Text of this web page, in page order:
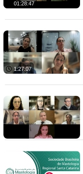
01:28:47
1:27:07